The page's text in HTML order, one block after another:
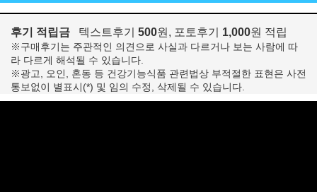
후기 적립금 텍스트후기 500원, 포토후기 1,000원 적립
※구매후기는 주관적인 의견으로 사실과 다르거나 보는 사람에 따
라 다르게 해석될 수 있습니다.
※광고, 오인, 혼동 등 건강기능식품 관련법상 부적절한 표현은 사전
통보없이 별표시(*) 및 임의 수정, 삭제될 수 있습니다.